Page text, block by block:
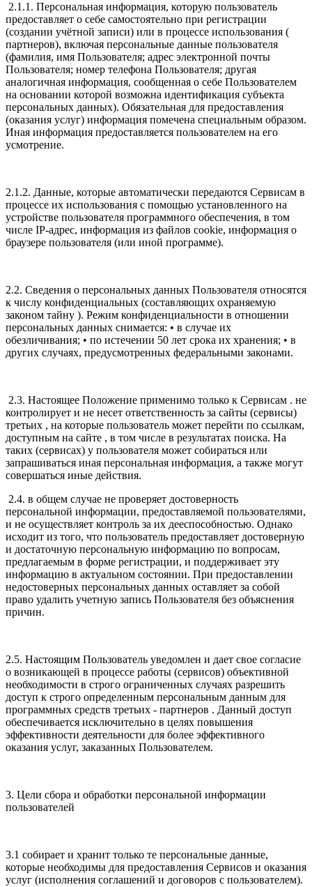
2.1.1. Персональная информация, которую пользователь
предоставляет о себе самостоятельно при регистрации
(создании учётной записи) или в процессе использования (
партнеров), включая персональные данные пользователя
(фамилия, имя Пользователя; адрес электронной почты
Пользователя; номер телефона Пользователя; другая
аналогичная информация, сообщенная о себе Пользователем
на основании которой возможна идентификация субъекта
персональных данных). Обязательная для предоставления
(оказания услуг) информация помечена специальным образом.
Иная информация предоставляется пользователем на его
усмотрение.
2.1.2. Данные, которые автоматически передаются Сервисам в
процессе их использования с помощью установленного на
устройстве пользователя программного обеспечения, в том
числе IP-адрес, информация из файлов cookie, информация о
браузере пользователя (или иной программе).
2.2. Сведения о персональных данных Пользователя относятся
к числу конфиденциальных (составляющих охраняемую
законом тайну ). Режим конфиденциальности в отношении
персональных данных снимается: • в случае их
обезличивания; • по истечении 50 лет срока их хранения; • в
других случаях, предусмотренных федеральными законами.
2.3. Настоящее Положение применимо только к Сервисам . не
контролирует и не несет ответственность за сайты (сервисы)
третьих , на которые пользователь может перейти по ссылкам,
доступным на сайте , в том числе в результатах поиска. На
таких (сервисах) у пользователя может собираться или
запрашиваться иная персональная информация, а также могут
совершаться иные действия.
2.4. в общем случае не проверяет достоверность
персональной информации, предоставляемой пользователями,
и не осуществляет контроль за их дееспособностью. Однако
исходит из того, что пользователь предоставляет достоверную
и достаточную персональную информацию по вопросам,
предлагаемым в форме регистрации, и поддерживает эту
информацию в актуальном состоянии. При предоставлении
недостоверных персональных данных оставляет за собой
право удалить учетную запись Пользователя без объяснения
причин.
2.5. Настоящим Пользователь уведомлен и дает свое согласие
о возникающей в процессе работы (сервисов) объективной
необходимости в строго ограниченных случаях разрешить
доступ к строго определенным персональным данным для
программных средств третьих - партнеров . Данный доступ
обеспечивается исключительно в целях повышения
эффективности деятельности для более эффективного
оказания услуг, заказанных Пользователем.
3. Цели сбора и обработки персональной информации
пользователей
3.1 собирает и хранит только те персональные данные,
которые необходимы для предоставления Сервисов и оказания
услуг (исполнения соглашений и договоров с пользователем).